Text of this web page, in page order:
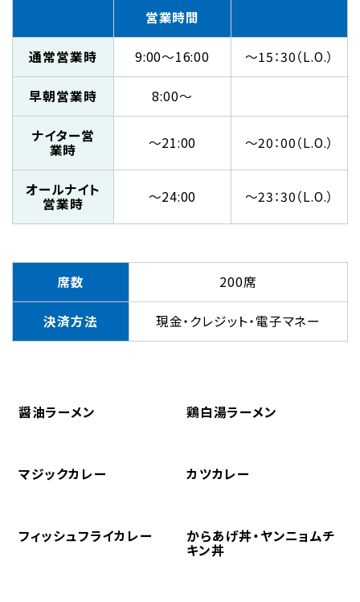
営業時間
通常営業時 9:00～16:00 ～15：30（L.O.）
早朝営業時 8:00～
ナイター営
業時 ～21:00 ～20：00（L.O.）
オールナイト
営業時 ～24:00 ～23：30（L.O.）
席数 200席
決済方法 現金・クレジット・電子マネー
醤油ラーメン 鶏白湯ラーメン
マジックカレー カツカレー
フィッシュフライカレー からあげ丼・ヤンニョムチ
キン丼